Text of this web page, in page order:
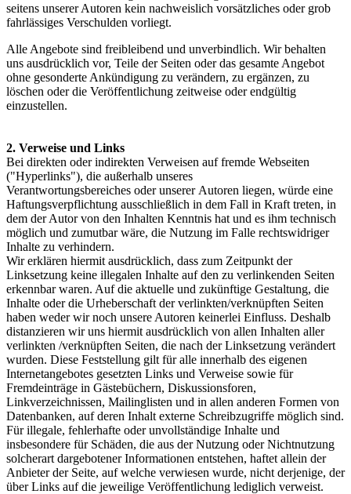
seitens unserer Autoren kein nachweislich vorsätzliches oder grob
fahrlässiges Verschulden vorliegt.
Alle Angebote sind freibleibend und unverbindlich. Wir behalten
uns ausdrücklich vor, Teile der Seiten oder das gesamte Angebot
ohne gesonderte Ankündigung zu verändern, zu ergänzen, zu
löschen oder die Veröffentlichung zeitweise oder endgültig
einzustellen.
2. Verweise und Links
Bei direkten oder indirekten Verweisen auf fremde Webseiten
("Hyperlinks"), die außerhalb unseres
Verantwortungsbereiches oder unserer Autoren liegen, würde eine
Haftungsverpflichtung ausschließlich in dem Fall in Kraft treten, in
dem der Autor von den Inhalten Kenntnis hat und es ihm technisch
möglich und zumutbar wäre, die Nutzung im Falle rechtswidriger
Inhalte zu verhindern.
Wir erklären hiermit ausdrücklich, dass zum Zeitpunkt der
Linksetzung keine illegalen Inhalte auf den zu verlinkenden Seiten
erkennbar waren. Auf die aktuelle und zukünftige Gestaltung, die
Inhalte oder die Urheberschaft der verlinkten/verknüpften Seiten
haben weder wir noch unsere Autoren keinerlei Einfluss. Deshalb
distanzieren wir uns hiermit ausdrücklich von allen Inhalten aller
verlinkten /verknüpften Seiten, die nach der Linksetzung verändert
wurden. Diese Feststellung gilt für alle innerhalb des eigenen
Internetangebotes gesetzten Links und Verweise sowie für
Fremdeinträge in Gästebüchern, Diskussionsforen,
Linkverzeichnissen, Mailinglisten und in allen anderen Formen von
Datenbanken, auf deren Inhalt externe Schreibzugriffe möglich sind.
Für illegale, fehlerhafte oder unvollständige Inhalte und
insbesondere für Schäden, die aus der Nutzung oder Nichtnutzung
solcherart dargebotener Informationen entstehen, haftet allein der
Anbieter der Seite, auf welche verwiesen wurde, nicht derjenige, der
über Links auf die jeweilige Veröffentlichung lediglich verweist.